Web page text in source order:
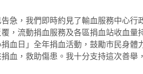
，我們即時約見了輸血服務中心行
，流動捐血服務及各區捐血站收血量
血日」全年捐血活動，鼓勵市民身
血，救助傷患。我十分支持這次善舉